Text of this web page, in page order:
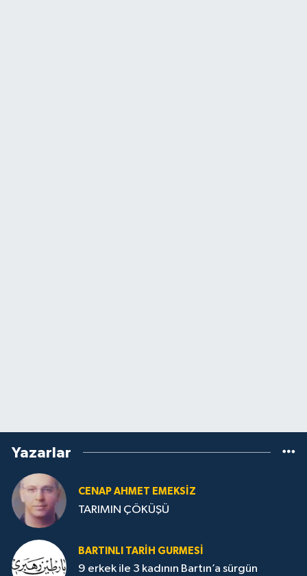
Yazarlar
CENAP AHMET EMEKSİZ
TARIMIN ÇÖKÜŞÜ
BARTINLI TARIH GURMESI
9 erkek ile 3 kadının Bartın’a sürgün